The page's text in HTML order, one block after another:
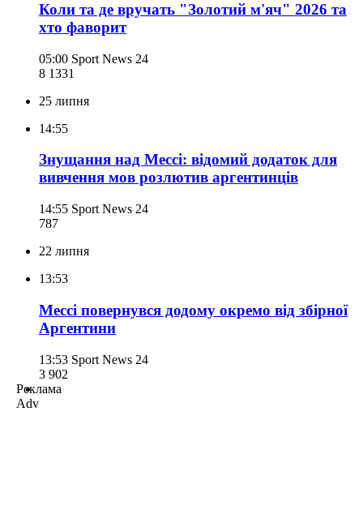
Коли та де вручать "Золотий м'яч" 2026 та
хто фаворит
05:00 Sport News 24
8 1331
25 липня
14:55
Знущання над Мессі: відомий додаток для
вивчення мов розлютив аргентинців
14:55 Sport News 24
787
22 липня
13:53
Мессі повернувся додому окремо від збірної
Аргентини
13:53 Sport News 24
3 902
Реклама
Adv